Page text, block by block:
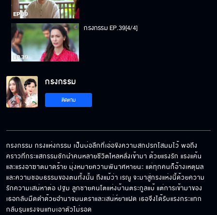
กรงกรรม EP.39[4/4]
กรงกรรม
ติดตาม
กรงกรรม กรงแห่งกรรม เป็นบ่อลึกที่เอ่อขังความสกปรกโสมมไว้ พอถึง
คราวที่กระแสกรรมชักนำคนหลายชีวิตไหลหลั่งเข้ามา ด้วยแรงรัก แรงแค้น
และแรงอาฆาตมาดร้าย มุ่งหมายความพินาศหายนะ แต่ทุกคนก็อ้างเหตุผล
และความชอบธรรมของตนทั้งนั้น ถึงแม้ว่า เรณู จะมาสู่กรงแห่งนี้ด้วยความ
รักความเสน่หาต่อ ปฐม ลูกชายคนโตแห่งบ้านตระกูลแบ้ แต่การเข้ามาของ
เธอกลับมืดดำด้วยอำนาจมนตราและเสน่ห์ยาแฝด เธอจึงได้รับแรงกระแทก
กลับรุนแรงจนแทบเอาตัวไม่รอด